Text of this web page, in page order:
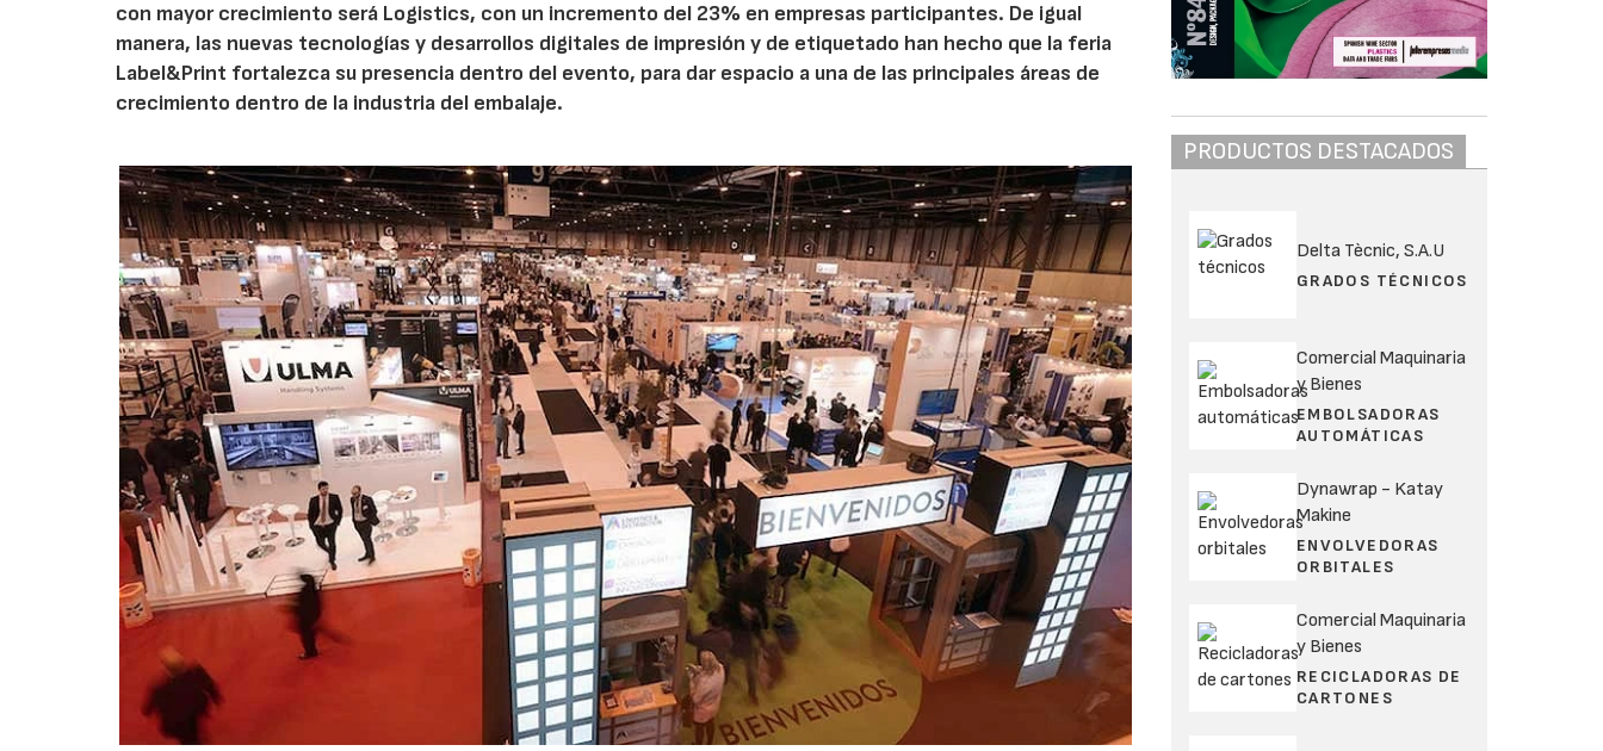
con mayor crecimiento será Logistics, con un incremento del 23% en empresas participantes. De igual
manera, las nuevas tecnologías y desarrollos digitales de impresión y de etiquetado han hecho que la feria
Label&Print fortalezca su presencia dentro del evento, para dar espacio a una de las principales áreas de
crecimiento dentro de la industria del embalaje.
PRODUCTOS DESTACADOS
Delta Tècnic, S.A.U
GRADOS TÉCNICOS
Comercial Maquinaria
y Bienes
EMBOLSADORAS
AUTOMÁTICAS
Dynawrap - Katay
Makine
ENVOLVEDORAS
ORBITALES
Comercial Maquinaria
y Bienes
RECICLADORAS DE
CARTONES